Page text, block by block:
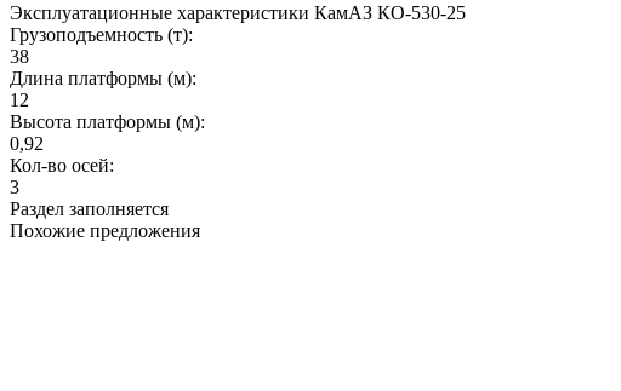
Эксплуатационные характеристики КамАЗ КО-530-25
Грузоподъемность (т):
38
Длина платформы (м):
12
Высота платформы (м):
0,92
Кол-во осей:
3
Раздел заполняется
Похожие предложения